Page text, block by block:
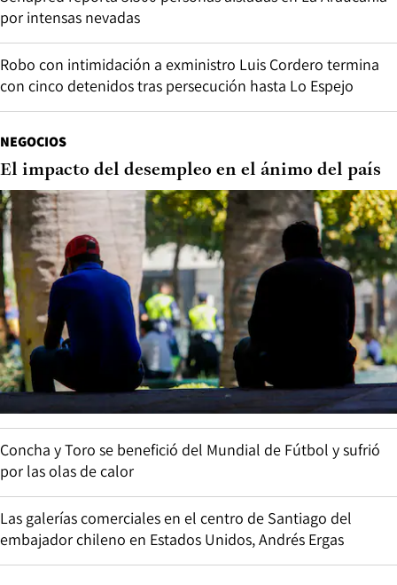
por intensas nevadas
Robo con intimidación a exministro Luis Cordero termina
con cinco detenidos tras persecución hasta Lo Espejo
NEGOCIOS
El impacto del desempleo en el ánimo del país
Concha y Toro se benefició del Mundial de Fútbol y sufrió
por las olas de calor
Las galerías comerciales en el centro de Santiago del
embajador chileno en Estados Unidos, Andrés Ergas